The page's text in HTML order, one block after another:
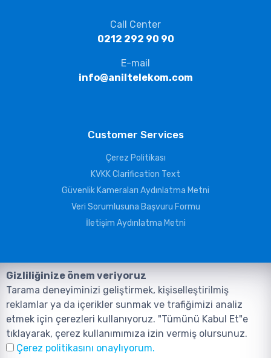
Call Center
0212 292 90 90
E-mail
info@aniltelekom.com
Customer Services
Çerez Politikası
KVKK Clarification Text
Güvenlik Kameraları Aydınlatma Metni
Veri Sorumlusuna Başvuru Formu
İletişim Aydınlatma Metni
©2026, Tüm Hakları ANIL TELEKOMÜNİKASYON GÜVENLİK VE BİLİŞİM
SİSTEMLERİ SAN. TİC. LTD. ŞTİ. aittir.Design and Software:
Gizliliğinize önem veriyoruz
Tarama deneyiminizi geliştirmek, kişiselleştirilmiş
reklamlar ya da içerikler sunmak ve trafiğimizi analiz
etmek için çerezleri kullanıyoruz. "Tümünü Kabul Et"e
tıklayarak, çerez kullanımımıza izin vermiş olursunuz.
Çerez politikasını onaylıyorum.